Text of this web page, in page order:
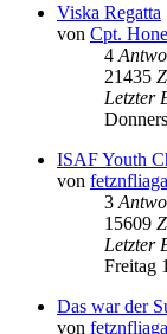
Viska Regatta
von Cpt.
4
21435
Letzter
ISAF Youth
von fetznfliaga
3
15609
Letzter
Freitag
Das war der
von fetznfliaga